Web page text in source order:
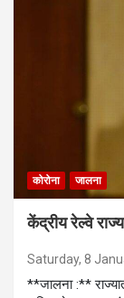
कोरोना जालना
केंद्रीय रेल्वे
Saturday, 8
**जालना :**